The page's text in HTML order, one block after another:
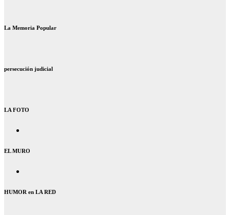
La Memoria Popular
persecución judicial
LA FOTO
EL MURO
HUMOR en LA RED